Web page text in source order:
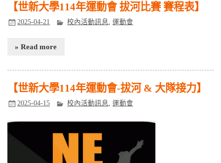
【世新大學114年運動會 拔河比賽 賽程表】
2025-04-21 校內活動訊息 ,運動會
» Read more
【世新大學114年運動會-拔河 & 大隊接力】
2025-04-15 校內活動訊息,運動會